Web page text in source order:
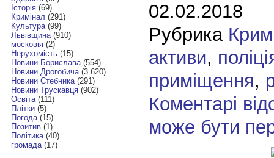
Історія(69)
Кримінал (291)
Культура(99)
Львівщина(910)
московія(2)
Нерухомість(15)
Новини Борислава(554)
Новини Дрогобича(3 620)
Новини Стебника(291)
Новини Трускавця(902)
Освіта(111)
Плітки(5)
Погода(15)
Позитив(1)
Політика(40)
громада(17)
02.02.2018
Рубрика
активи,
приміщення,
Коментарі
може бути